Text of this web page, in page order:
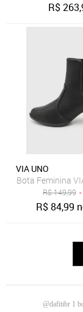
R$
VIA UNO
Bota Feminina
R$149,99 -
R$84,99
@dafitibr 1